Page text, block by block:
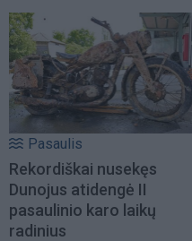
Pasaulis
Rekordiškai nusekęs
Dunojus atidengė II
pasaulinio karo laikų
radinius